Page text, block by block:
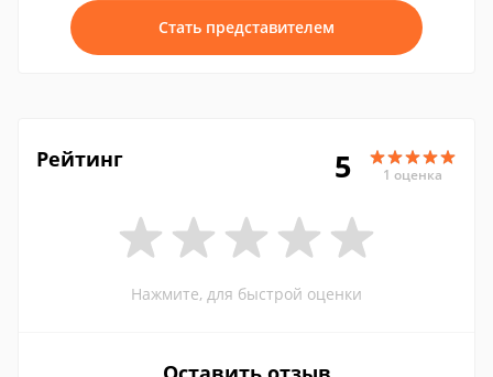
Стать представителем
Рейтинг 5 1 оценка
Нажмите, для быстрой оценки